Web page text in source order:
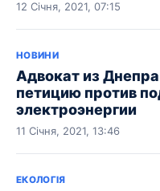
12 Січня, 2021, 07:15
НОВИНИ
Адвокат из
петицию против
электроэнергии
11 Січня, 2021, 13:46
ЕКОЛОГІЯ